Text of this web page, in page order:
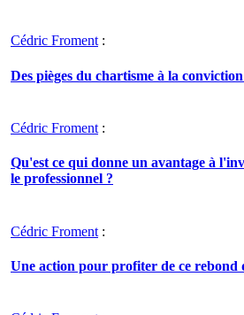
Cédric Froment:
Des pièges du chartisme à la
Cédric Froment :
Qu'est ce qui donne un avantage à
le professionnel ?
Cédric Froment :
Une action pour profiter de ce rebond